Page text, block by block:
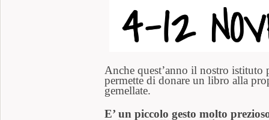
Anche quest’anno il nostro istituto
permette di donare un libro alla
gemellate.
E’ un piccolo gesto molto